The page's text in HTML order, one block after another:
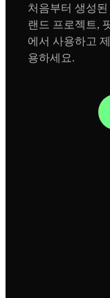
처음부터 생성
랜드 프로젝트,
에서 사용하고
용하세요.